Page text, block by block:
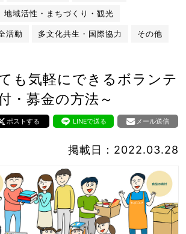
地域活性・まちづくり・観光
活動 多文化共生・国際協力 その他
も気軽にできるボランテ
・募金の方法～
ポストする LINEで送る メール送信
掲載日：2022.03.28